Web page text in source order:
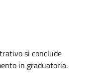
si conclude
in graduatoria.